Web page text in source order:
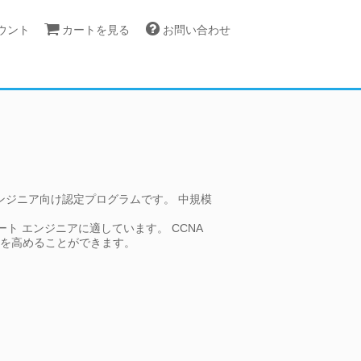
ント カートを見る お問い合わせ
ニア向け認定プログラムです。 中規模
エンジニアに適しています。 CCNA
高めることができます。